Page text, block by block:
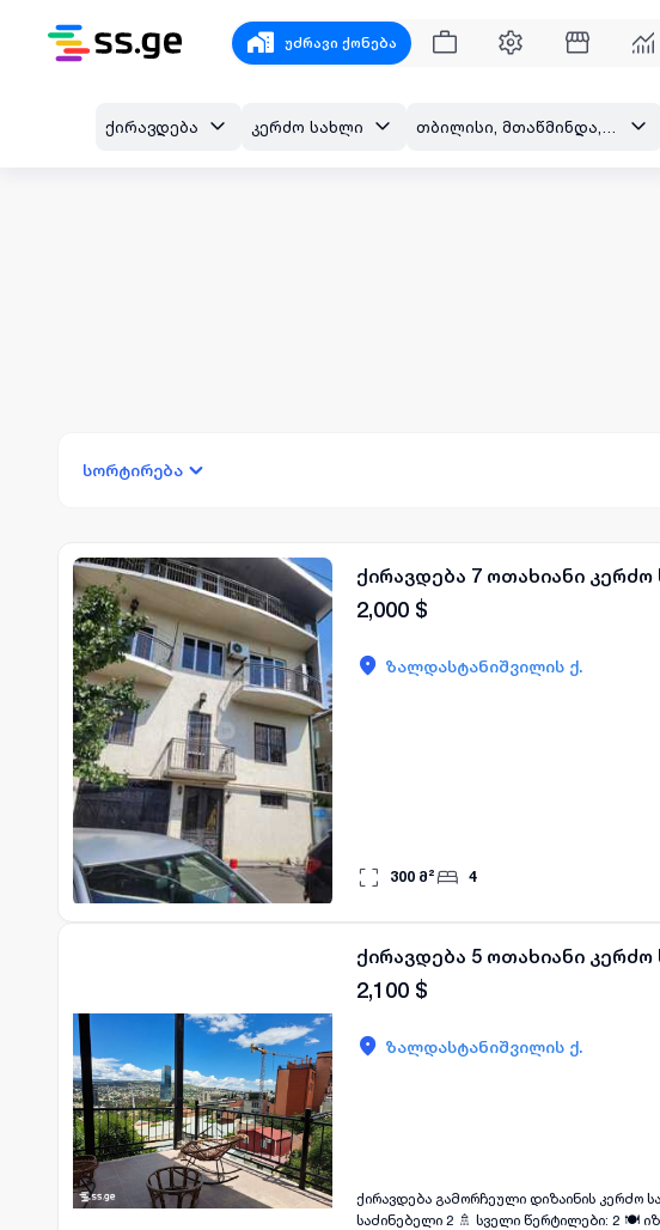
უძრავი ქონება
ქირავდება კერძო სახლი
სორტირება
ქირავდება 7 ოთახიანი
2,000 $
ზალდასტანიშვილის ქ.
300 მ² 4
ქირავდება 5 ოთახიანი
2,100 $
ზალდასტანიშვილის ქ.
ქირავდება გამორჩეული დიზაინის კერძო სახლი ვერაზე.. 🏢 სართული: 1-2 📐
საძინებელი 2 🚿 სველი წერტილები: 2 🍽 იზოლირებული სამზარეულო 💰 ფასი: 2100$ თვეში ✨ სახლი მდებარეობს